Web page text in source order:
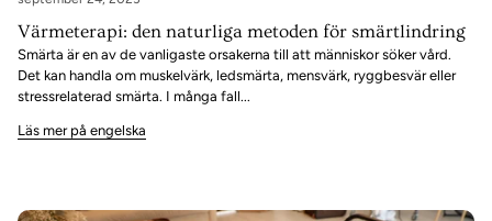
Värmeterapi: den naturliga metoden för smärtlindring
Smärta är en av de vanligaste orsakerna till att människor söker vård.
Det kan handla om muskelvärk, ledsmärta, mensvärk, ryggbesvär eller
stressrelaterad smärta. I många fall...
Läs mer på engelska